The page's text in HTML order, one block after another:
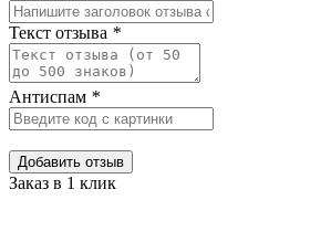
Текст отзыва *
Антиспам *
Добавить отзыв
Заказ в 1 клик